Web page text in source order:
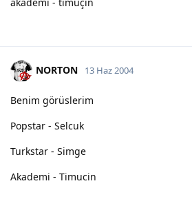
NORTON 13 Haz 2004
Benim görüslerim
Popstar - Selcuk
Turkstar - Simge
Akademi - Timucin